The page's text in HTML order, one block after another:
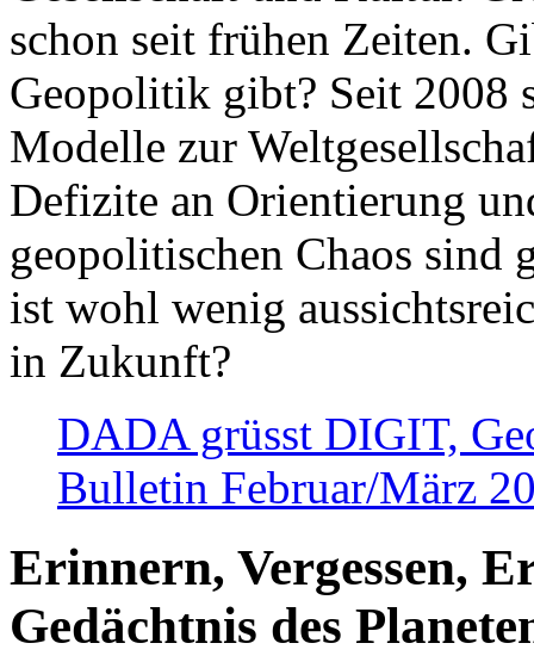
schon seit frühen Zeiten.
Geopolitik gibt? Seit 2008
Modelle zur
Defizite an Orientierung
geopolitischen Chaos sind
ist wohl wenig
in Zukunft?
DADA grüsst DIGIT,
Bulletin Februar/März
Erinnern, Vergessen,
Gedächtnis des